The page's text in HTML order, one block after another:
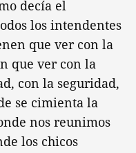
decía el
los intendentes
que ver con la
que ver con la
con la seguridad,
se cimienta la
nos reunimos
los chicos